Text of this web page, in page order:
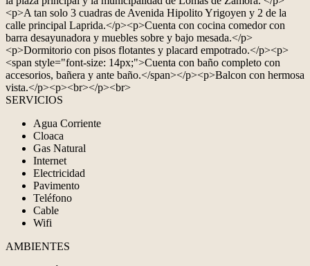
<p>A tan solo 3 cuadras de Avenida Hipolito Yrigoyen y 2 de la
calle principal Laprida.</p><p>Cuenta con cocina comedor con
barra desayunadora y muebles sobre y bajo mesada.</p>
<p>Dormitorio con pisos flotantes y placard empotrado.</p><p>
<span style="font-size: 14px;">Cuenta con baño completo con
accesorios, bañera y ante baño.</span></p><p>Balcon con hermosa
vista.</p><p><br></p><br>
SERVICIOS
Agua Corriente
Cloaca
Gas Natural
Internet
Electricidad
Pavimento
Teléfono
Cable
Wifi
AMBIENTES